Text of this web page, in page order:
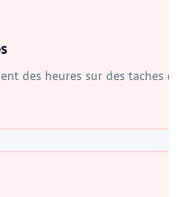
des heures sur des taches